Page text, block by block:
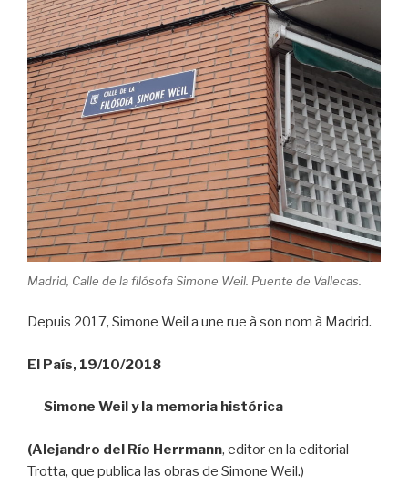
o
k
Madrid, Calle de la filósofa Simone Weil. Puente de Vallecas.
Depuis 2017, Simone Weil a une rue à son nom à Madrid.
El País, 19/10/2018
Simone Weil y la memoria histórica
(Alejandro del Río Herrmann, editor en la editorial
Trotta, que publica las obras de Simone Weil.)